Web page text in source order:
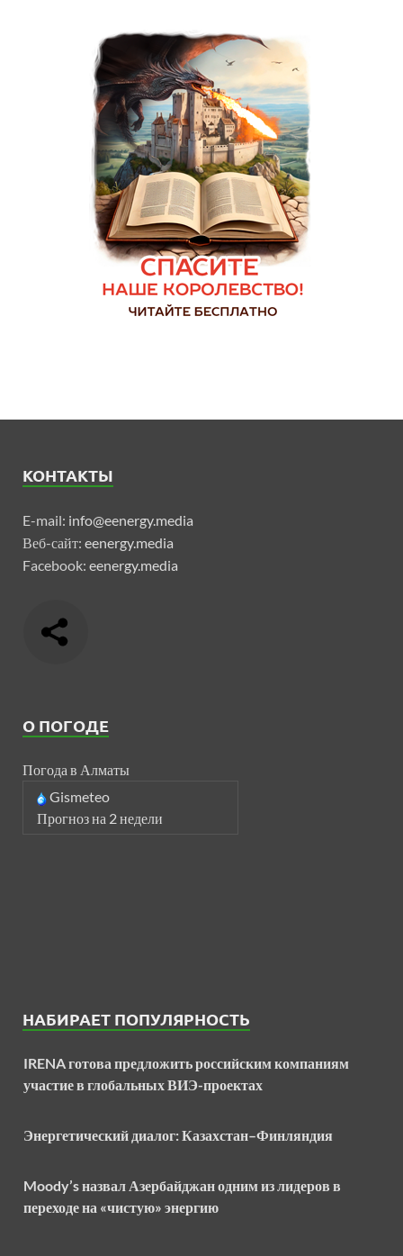
КОНТАКТЫ
E-mail: info@eenergy.media
Веб-сайт: eenergy.media
Facebook: eenergy.media
О ПОГОДЕ
Погода в Алматы
Gismeteo
Прогноз на 2 недели
НАБИРАЕТ ПОПУЛЯРНОСТЬ
IRENA готова предложить российским компаниям
участие в глобальных ВИЭ-проектах
Энергетический диалог: Казахстан–Финляндия
Moody’s назвал Азербайджан одним из лидеров в
переходе на «чистую» энергию